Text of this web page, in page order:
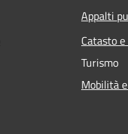
Appalti
Catasto
Turismo
Mobilità